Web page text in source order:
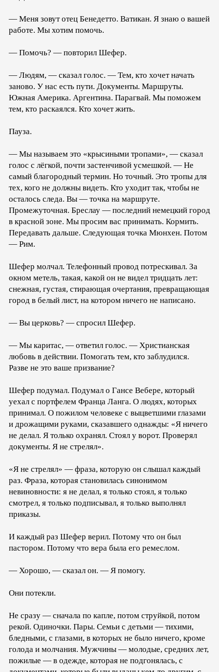
— Меня зовут отец Бенедетто. Ватикан. Я знаю о вашей
работе. Мы хотим помочь.
— Помочь? — повторил Шефер.
— Людям, — сказал голос. — Тем, кто хочет начать
заново. У нас есть пути. Документы. Маршруты.
Южная Америка. Аргентина. Парагвай. Мы поможем
тем, кто раскаялся. Кто хочет жить.
Пауза.
— Мы называем это «крысиными тропами», — сказал
голос с лёгкой, почти застенчивой усмешкой. — Не
самый благородный термин. Но точный. Это тропы для
тех, кого не должны видеть. Кто уходит так, чтобы не
осталось следа. Вы — точка на маршруте.
Промежуточная. Бреслау — последний немецкий город
в красной зоне. Мы просим вас принимать. Кормить.
Передавать дальше. Следующая точка Мюнхен. Потом
— Рим.
Шефер молчал. Телефонный провод потрескивал. За
окном метель, такая, какой он не видел тридцать лет:
снежная, густая, стирающая очертания, превращающая
город в белый лист, на котором ничего не написано.
— Вы церковь? — спросил Шефер.
— Мы каритас, — ответил голос. — Христианская
любовь в действии. Помогать тем, кто заблудился.
Разве не это ваше призвание?
Шефер подумал. Подумал о Гансе Вебере, который
уехал с портфелем Франца Ланга. О людях, которых
принимал. О пожилом человеке с выцветшими глазами
и дрожащими руками, сказавшего однажды: «Я ничего
не делал. Я только охранял. Стоял у ворот. Проверял
документы. Я не стрелял».
«Я не стрелял» — фраза, которую он слышал каждый
раз. Фраза, которая становилась синонимом
невиновности: я не делал, я только стоял, я только
смотрел, я только подписывал, я только выполнял
приказы.
И каждый раз Шефер верил. Потому что он был
пастором. Потому что вера была его ремеслом.
— Хорошо, — сказал он. — Я помогу.
Они потекли.
Не сразу — сначала по капле, потом струйкой, потом
рекой. Одиночки. Пары. Семьи с детьми — тихими,
бледными, с глазами, в которых не было ничего, кроме
голода и молчания. Мужчины — молодые, средних лет,
пожилые — в одежде, которая не подгонялась, с